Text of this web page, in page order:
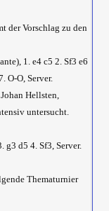
der Vorschlag zu den
1. e4 c5 2. Sf3 e6
O-O, Server.
Hellsten,
untersucht.
g3 d5 4. Sf3, Server.
Thematurnier